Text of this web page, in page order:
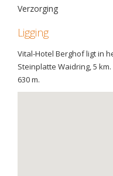
Verzorging
Ligging
Vital-Hotel Berghof ligt in
Steinplatte Waidring, 5
630 m.